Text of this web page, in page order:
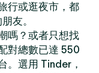
行或逛夜市，都
友。
嗎？或者只想找
對總數已達 550
。選用 Tinder，